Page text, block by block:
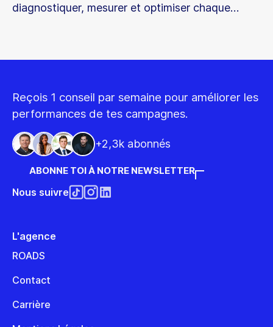
diagnostiquer, mesurer et optimiser chaque
Reçois 1 conseil par semaine pour améliorer les
performances de tes campagnes.
+2,3k abonnés
ABONNE TOI À NOTRE NEWSLETTER
Nous suivre
L'agence
ROADS
Contact
Carrière